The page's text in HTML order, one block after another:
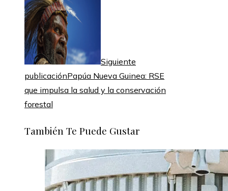
Siguiente
publicaciónPapúa Nueva Guinea: RSE
que impulsa la salud y la conservación
forestal
También Te Puede Gustar